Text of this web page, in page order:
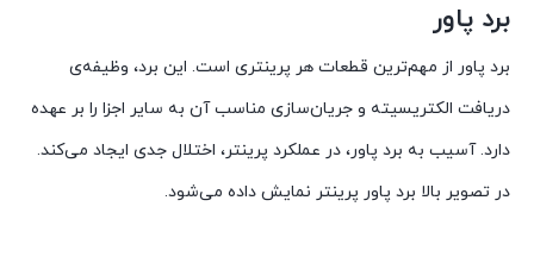
برد پاور
برد پاور از مهم‌ترین قطعات هر پرینتری است. این برد، وظیفه‌ی
دریافت الکتریسیته و جریان‌سازی مناسب آن به سایر اجزا را بر عهده
دارد. آسیب به برد پاور، در عملکرد پرینتر، اختلال جدی ایجاد می‌کند.
در تصویر بالا برد پاور پرینتر نمایش داده می‌شود.